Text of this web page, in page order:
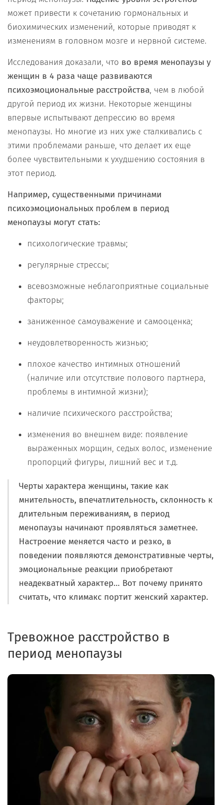
может привести к сочетанию гормональных и
биохимических изменений, которые приводят к
изменениям в головном мозге и нервной системе.
Исследования доказали, что во время менопаузы у
женщин в 4 раза чаще развиваются
психоэмоциональные расстройства, чем в любой
другой период их жизни. Некоторые женщины
впервые испытывают депрессию во время
менопаузы. Но многие из них уже сталкивались с
этими проблемами раньше, что делает их еще
более чувствительными к ухудшению состояния в
этот период.
Например, существенными причинами
психоэмоциональных проблем в период
менопаузы могут стать:
психологические травмы;
регулярные стрессы;
всевозможные неблагоприятные социальные
факторы;
заниженное самоуважение и самооценка;
неудовлетворенность жизнью;
плохое качество интимных отношений
(наличие или отсутствие полового партнера,
проблемы в интимной жизни);
наличие психического расстройства;
изменения во внешнем виде: появление
выраженных морщин, седых волос, изменение
пропорций фигуры, лишний вес и т.д.
Черты характера женщины, такие как
мнительность, впечатлительность, склонность к
длительным переживаниям, в период
менопаузы начинают проявляться заметнее.
Настроение меняется часто и резко, в
поведении появляются демонстративные черты,
эмоциональные реакции приобретают
неадекватный характер… Вот почему принято
считать, что климакс портит женский характер.
Тревожное расстройство в
период менопаузы